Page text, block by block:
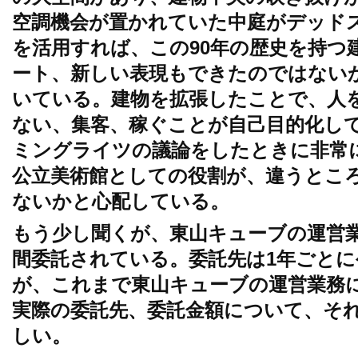
空調機会が置かれていた中庭がデッド
を活用すれば、この90年の歴史を持つ
ート、新しい表現もできたのではない
いている。建物を拡張したことで、人
ない、集客、稼ぐことが自己目的化し
ミングライツの議論をしたときに非
公立美術館としての役割が、違うとこ
ないかと心配している。
もう少し聞くが、東山キューブの運営
間委託されている。委託先は1年ごと
が、これまで東山キューブの運営業務
実際の委託先、委託金額について、そ
しい。